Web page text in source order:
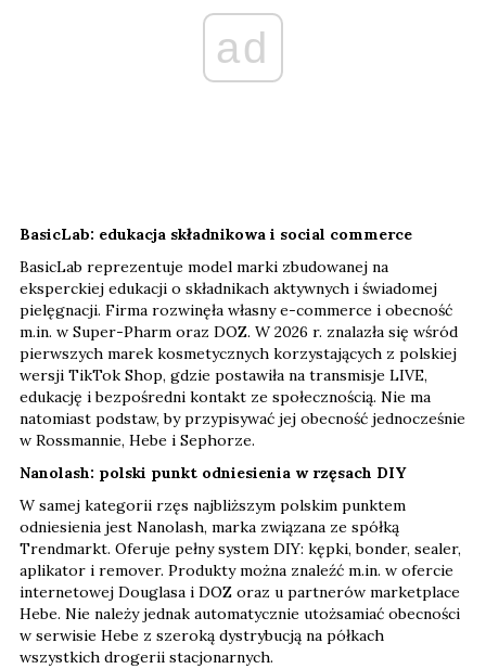
ad
BasicLab: edukacja składnikowa i social commerce
BasicLab reprezentuje model marki zbudowanej na
eksperckiej edukacji o składnikach aktywnych i świadomej
pielęgnacji. Firma rozwinęła własny e-commerce i obecność
m.in. w Super-Pharm oraz DOZ. W 2026 r. znalazła się wśród
pierwszych marek kosmetycznych korzystających z polskiej
wersji TikTok Shop, gdzie postawiła na transmisje LIVE,
edukację i bezpośredni kontakt ze społecznością. Nie ma
natomiast podstaw, by przypisywać jej obecność jednocześnie
w Rossmannie, Hebe i Sephorze.
Nanolash: polski punkt odniesienia w rzęsach DIY
W samej kategorii rzęs najbliższym polskim punktem
odniesienia jest Nanolash, marka związana ze spółką
Trendmarkt. Oferuje pełny system DIY: kępki, bonder, sealer,
aplikator i remover. Produkty można znaleźć m.in. w ofercie
internetowej Douglasa i DOZ oraz u partnerów marketplace
Hebe. Nie należy jednak automatycznie utożsamiać obecności
w serwisie Hebe z szeroką dystrybucją na półkach
wszystkich drogerii stacjonarnych.